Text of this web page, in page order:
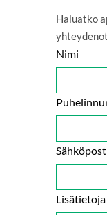
Haluatko
Nimi
Lisätietoja